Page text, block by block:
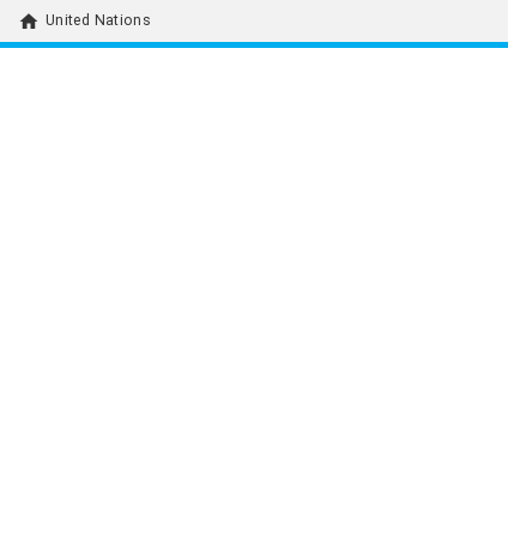
home United Nations